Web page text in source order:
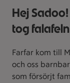
Hej
tog
Farfar kom till
och oss
som försörjt